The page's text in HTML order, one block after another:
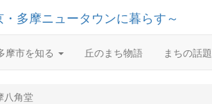
摩市を知る 丘のまち物語 まちの話題
八角堂